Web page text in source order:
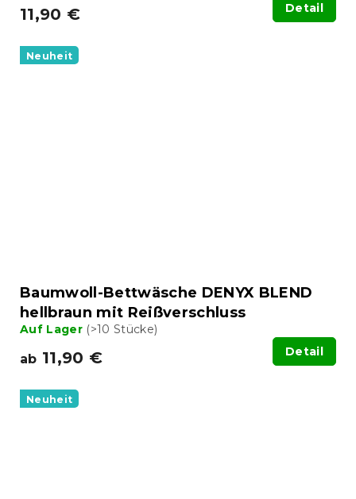
11,90 € Detail
Neuheit
Baumwoll-Bettwäsche DENYX BLEND
hellbraun mit Reißverschluss
Auf Lager (>10 Stücke)
ab 11,90 € Detail
Neuheit